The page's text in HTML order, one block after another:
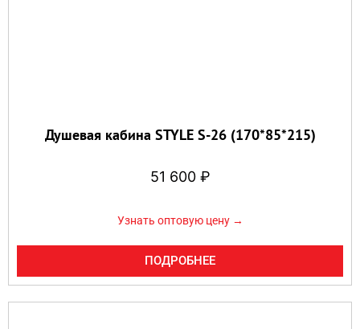
Душевая кабина STYLE S-26 (170*85*215)
51 600 ₽
Узнать оптовую цену →
ПОДРОБНЕЕ